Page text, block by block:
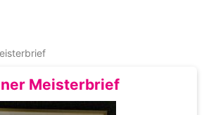
Meisterbrief